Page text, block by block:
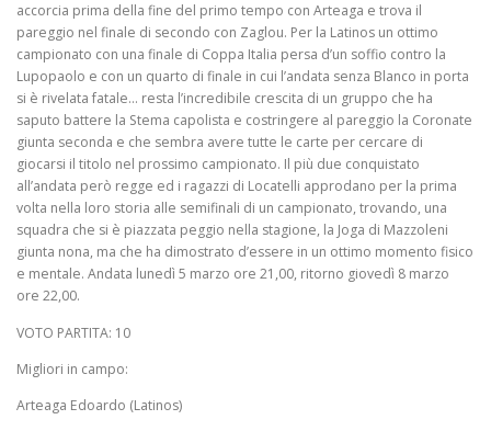
accorcia prima della fine del primo tempo con Arteaga e trova il
pareggio nel finale di secondo con Zaglou. Per la Latinos un ottimo
campionato con una finale di Coppa Italia persa d’un soffio contro la
Lupopaolo e con un quarto di finale in cui l’andata senza Blanco in porta
si è rivelata fatale… resta l’incredibile crescita di un gruppo che ha
saputo battere la Stema capolista e costringere al pareggio la Coronate
giunta seconda e che sembra avere tutte le carte per cercare di
giocarsi il titolo nel prossimo campionato. Il più due conquistato
all’andata però regge ed i ragazzi di Locatelli approdano per la prima
volta nella loro storia alle semifinali di un campionato, trovando, una
squadra che si è piazzata peggio nella stagione, la Joga di Mazzoleni
giunta nona, ma che ha dimostrato d’essere in un ottimo momento fisico
e mentale. Andata lunedì 5 marzo ore 21,00, ritorno giovedì 8 marzo
ore 22,00.
VOTO PARTITA: 10
Migliori in campo:
Arteaga Edoardo (Latinos)